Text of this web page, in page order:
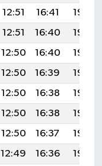
12:51 16:41
19:50
12:51 16:40
19:49
12:50 16:40
19:48
12:50 16:39
19:46
12:50 16:38
19:45
12:50 16:38
19:43
12:50 16:37
19:42
12:49 16:36
19:40